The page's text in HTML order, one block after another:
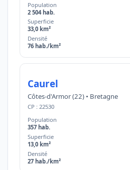
Population
2 504 hab.
Superficie
33,0 km²
Densité
76 hab./km²
Caurel
Côtes-d'Armor (22) • Bretagne
CP : 22530
Population
357 hab.
Superficie
13,0 km²
Densité
27 hab./km²